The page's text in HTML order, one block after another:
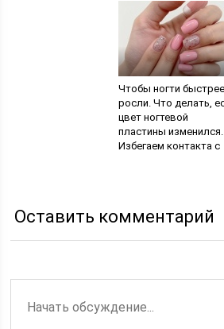
удаление волосков
Чтобы ногти быстрее
росли. Что делать,
цвет ногтевой
пластины изменился.
Избегаем контакта с
Оставить комментарий